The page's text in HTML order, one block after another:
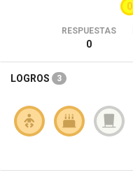
0
RESPUESTAS
0
LOGROS 3